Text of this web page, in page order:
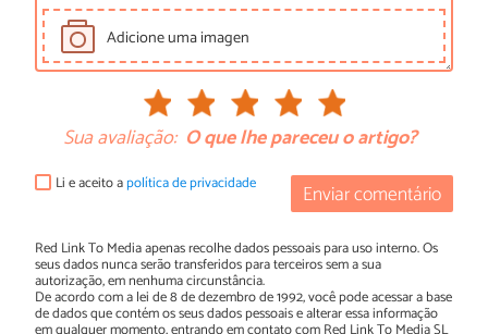
Adicione uma imagen
Sua avaliação: O que lhe pareceu o artigo?
Enviar comentário
Li e aceito apolítica de privacidade
Red Link To Media apenas recolhe dados pessoais para uso interno. Os
seus dados nunca serão transferidos para terceiros sem a sua
autorização, em nenhuma circunstância.
De acordo com a lei de 8 de dezembro de 1992, você pode acessar a base
de dados que contém os seus dados pessoais e alterar essa informação